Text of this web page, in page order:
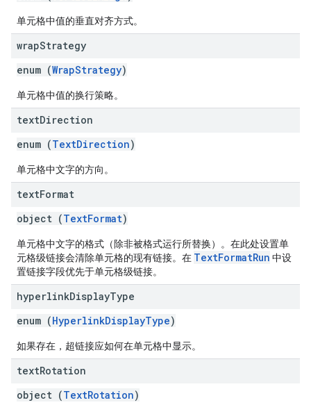
单元格中值的垂直对齐方式。
wrapStrategy
enum (WrapStrategy)
单元格中值的换行策略。
textDirection
enum (TextDirection)
单元格中文字的方向。
textFormat
object (TextFormat)
单元格中文字的格式（除非被格式运行所替换）。在此处设置单
元格级链接会清除单元格的现有链接。在 TextFormatRun 中设
置链接字段优先于单元格级链接。
hyperlinkDisplayType
enum (HyperlinkDisplayType)
如果存在，超链接应如何在单元格中显示。
textRotation
object (TextRotation)